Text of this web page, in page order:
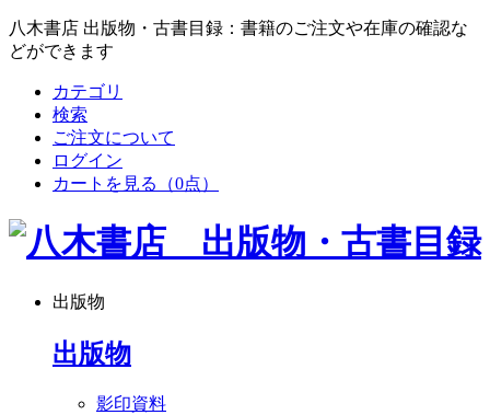
八木書店 出版物・古書目録：書籍のご注文や在庫の確認な
どができます
カテゴリ
検索
ご注文について
ログイン
カートを見る
（0点）
出版物
出版物
影印資料